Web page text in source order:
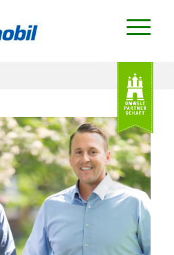
in hellblauen Hemden
Geschäftsleiter der
Marling.